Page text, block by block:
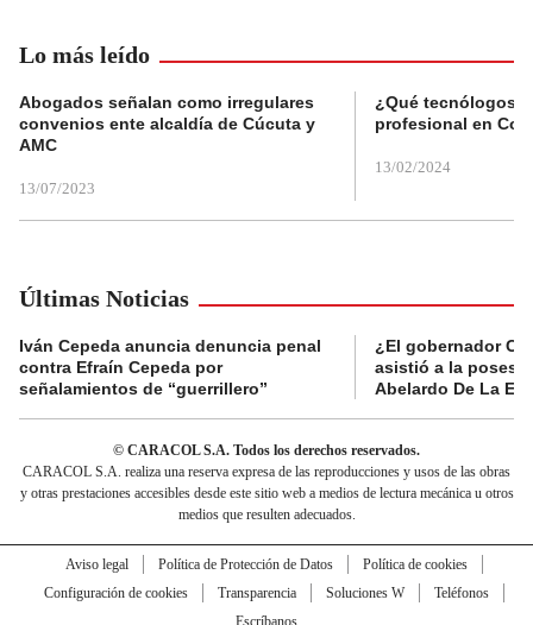
Lo más leído
Abogados señalan como irregulares
convenios ente alcaldía de Cúcuta y
AMC
13/07/2023
¿Qué tecnólogos
profesional en
13/02/2024
Últimas Noticias
Iván Cepeda anuncia denuncia penal
contra Efraín Cepeda por
señalamientos de “guerrillero”
¿El gobernador
asistió a la
Abelardo De La
© CARACOL S.A. Todos los derechos reservados.
CARACOL S.A. realiza una reserva expresa de las reproducciones y usos de las obras
y otras prestaciones accesibles desde este sitio web a medios de lectura mecánica u otros
medios que resulten adecuados.
Aviso legal Política de Protección de Datos
Política de cookies
Configuración de cookies
Transparencia Soluciones W
Teléfonos